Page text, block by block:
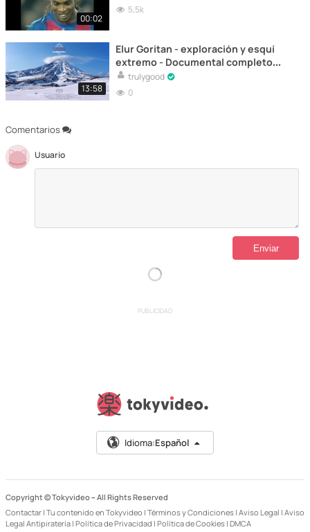
Comentarios
Usuario
00:02
5,5k
13:58
Elur Goritan - exploración y esquí
extremo - Documental completo
online
trulygood
0
PUBLICIDAD
Idioma:Español
Copyright © Tokyvideo – All Rights Reserved
Contactar | Tu contenido en Tokyvideo | Términos y Condiciones | Aviso Legal | Aviso
Legal Antipiratería | Política de Privacidad | Política de Cookies | DMCA